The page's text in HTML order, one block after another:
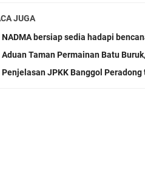
JUGA
NADMA bersiap sedia hadapi
Aduan Taman Permainan Batu
Penjelasan JPKK Banggol